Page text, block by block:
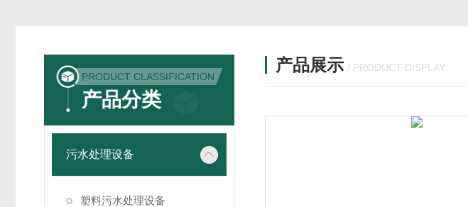
PRODUCT CLASSIFICATION
产品分类
污水处理设备
塑料污水处理设备
产品展示 / PRODUCT DISPLAY